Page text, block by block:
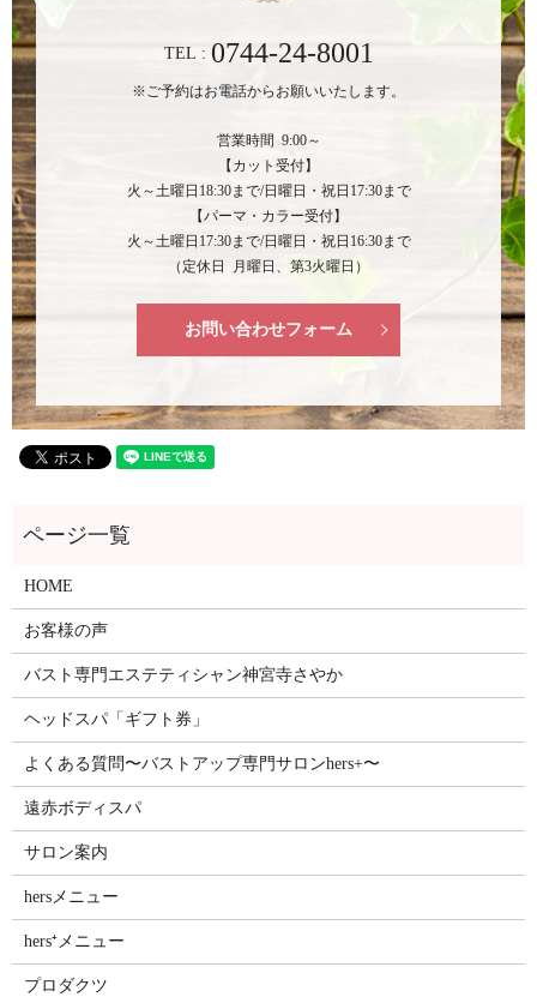
TEL : 0744-24-8001
※ご予約はお電話からお願いいたします。
営業時間 9:00～
【カット受付】
火～土曜日18:30まで/日曜日・祝日17:30まで
【パーマ・カラー受付】
火～土曜日17:30まで/日曜日・祝日16:30まで
（定休日 月曜日、第3火曜日）
お問い合わせフォーム
HOME
お客様の声
バスト専門エステティシャン神宮寺さやか
ヘッドスパ「ギフト券」
よくある質問〜バストアップ専門サロンhers+〜
遠赤ボディスパ
サロン案内
hersメニュー
hers⁺メニュー
プロダクツ